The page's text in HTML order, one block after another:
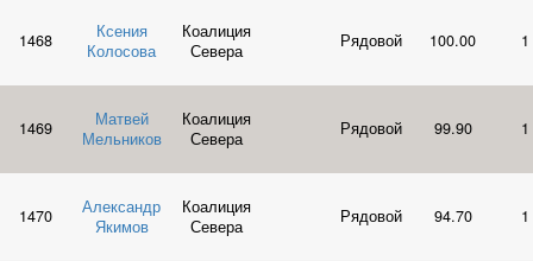
1468
Ксения
Колосова
Коалиция
Севера
Рядовой 100.00 1
1469
Матвей
Мельников
Коалиция
Севера
Рядовой 99.90 1
1470
Александр
Якимов
Коалиция
Севера
Рядовой 94.70 1